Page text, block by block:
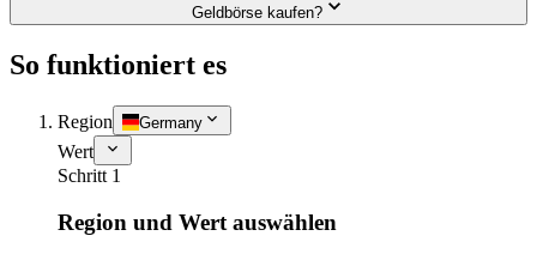
Geldbörse kaufen?
So funktioniert es
Region Germany
Wert
Schritt 1
Region und Wert auswählen